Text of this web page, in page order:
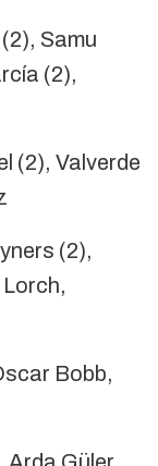
Samu
(2),
(2), Valverde
(2),
Bobb,